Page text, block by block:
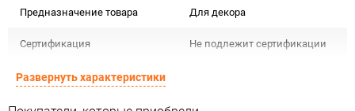
Предназначение товара Для декора
Сертификация Не подлежит сертификации
Особые условия
Минимальное количество 1
Развернуть характеристики